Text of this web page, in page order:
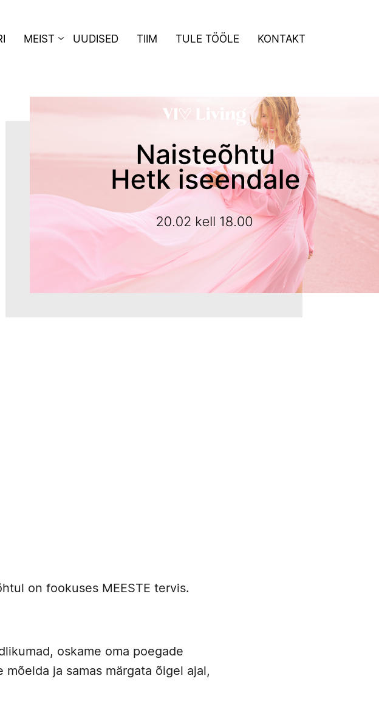
MEIST UUDISED TIIM TULE TÖÖLE KONTAKT
on fookuses MEESTE tervis.
oskame oma poegade
ja samas märgata õigel ajal,